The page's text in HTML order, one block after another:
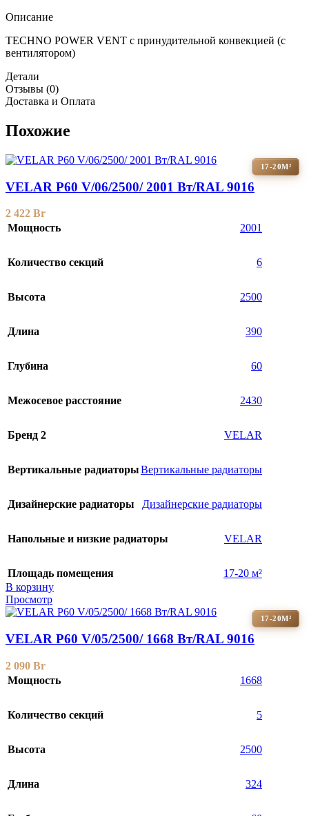
Описание
TECHNO POWER VENT с принудительной конвекцией (c
вентилятором)
Детали
Отзывы (0)
Доставка и Оплата
Похожие
17-20М²
VELAR P60 V/06/2500/ 2001 Bт/RAL 9016
2 422 Br
Мощность
2001
Количество секций 6
Высота 2500
Длина 390
Глубина 60
Межосевое расстояние 2430
Бренд 2 VELAR
Вертикальные радиаторыВертикальные радиаторы
Дизайнерские радиаторы Дизайнерские радиаторы
Напольные и низкие радиаторы VELAR
Площадь помещения
17-20 м²
В корзину
Просмотр
17-20М²
VELAR P60 V/05/2500/ 1668 Bт/RAL 9016
2 090 Br
Мощность
1668
Количество секций 5
Высота 2500
Длина 324